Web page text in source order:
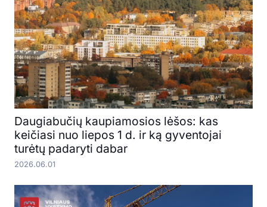
Daugiabučių kaupiamosios lėšos: kas
keičiasi nuo liepos 1 d. ir ką gyventojai
turėtų padaryti dabar
2026.06.01